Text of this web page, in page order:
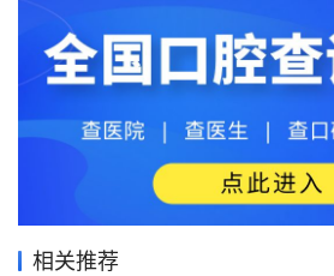
相关推荐